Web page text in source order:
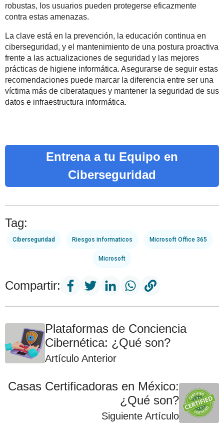
robustas, los usuarios pueden protegerse eficazmente
contra estas amenazas.
La clave está en la prevención, la educación continua en
ciberseguridad, y el mantenimiento de una postura proactiva
frente a las actualizaciones de seguridad y las mejores
prácticas de higiene informática. Asegurarse de seguir estas
recomendaciones puede marcar la diferencia entre ser una
víctima más de ciberataques y mantener la seguridad de sus
datos e infraestructura informática.
Entrena a tu Equipo en
Ciberseguridad
Tag:
Ciberseguridad Riesgos informaticos Microsoft Office 365
Microsoft
Compartir:
Plataformas de Conciencia
Cibernética: ¿Qué son?
Artículo Anterior
Casas Certificadoras en México:
¿Qué son?
Siguiente Artículo